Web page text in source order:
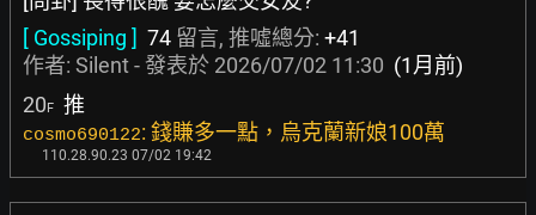
[ Gossiping ] 74 留言, 推噓總分: +41
作者: Silent- 發表於 2026/07/02 11:30 (1月前)
20F 推
cosmo690122: 錢賺多一點，烏克蘭新娘100萬
110.28.90.23 07/02 19:42